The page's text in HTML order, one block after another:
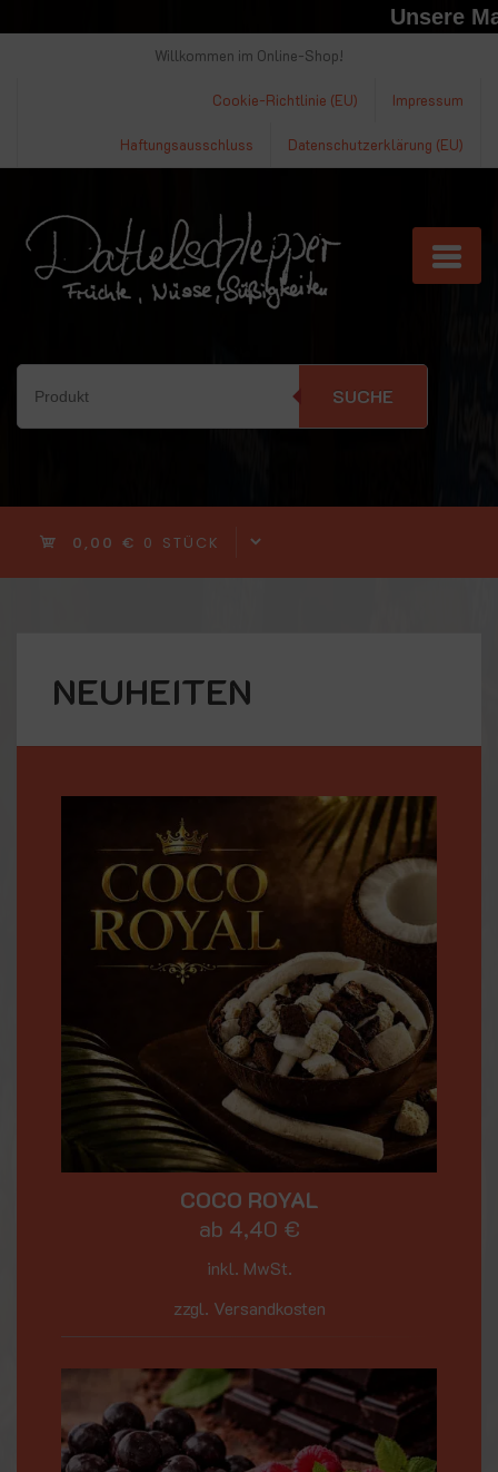
Unsere
Willkommen im Online-Shop!
Impressum
Cookie-Richtlinie (EU)
Datenschutzerklärung (EU)
Haftungsausschluss
SUCHE
0,00 € 0 STÜCK
NEUHEITEN
COCO ROYAL
ab 4,40 €
inkl. MwSt.
zzgl. Versandkosten